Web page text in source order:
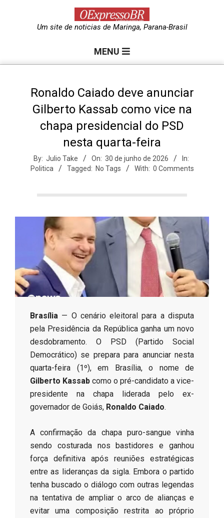
e
s
o
B
Um site de noticias de Maringa, Parana-Brasil
MENU
Ronaldo Caiado deve anunciar
Gilberto Kassab como vice na
chapa presidencial do PSD
nesta quarta-feira
By: Julio Take On: 30 de junho de 2026
In:
Politica
Tagged: No Tags With: 0 Comments
Brasília — O cenário eleitoral para a disputa
pela Presidência da República ganha um novo
desdobramento. O PSD (Partido Social
Democrático) se prepara para anunciar nesta
quarta-feira (1º), em Brasília, o nome de
Gilberto Kassab como o pré-candidato a vice-
presidente na chapa liderada pelo ex-
governador de Goiás, Ronaldo Caiado.
​A confirmação da chapa puro-sangue vinha
sendo costurada nos bastidores e ganhou
força definitiva após reuniões estratégicas
entre as lideranças da sigla. Embora o partido
tenha buscado o diálogo com outras legendas
na tentativa de ampliar o arco de alianças e
evitar uma composição restrita ao próprio